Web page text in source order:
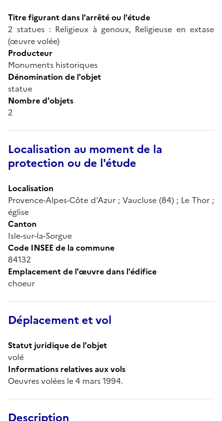
Titre figurant dans l'arrêté ou l'étude
2 statues : Religieux à genoux, Religieuse en extase
(œuvre volée)
Producteur
Monuments historiques
Dénomination de l'objet
statue
Nombre d'objets
2
Localisation au moment de la
protection ou de l'étude
Localisation
Provence-Alpes-Côte d'Azur ; Vaucluse (84) ; Le Thor ;
église
Canton
Isle-sur-la-Sorgue
Code INSEE de la commune
84132
Emplacement de l'œuvre dans l'édifice
choeur
Déplacement et vol
Statut juridique de l'objet
volé
Informations relatives aux vols
Oeuvres volées le 4 mars 1994.
Description